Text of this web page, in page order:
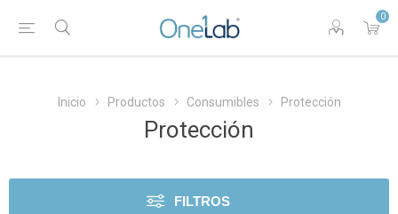
0
Inicio Productos Consumibles Protección
Protección
FILTROS